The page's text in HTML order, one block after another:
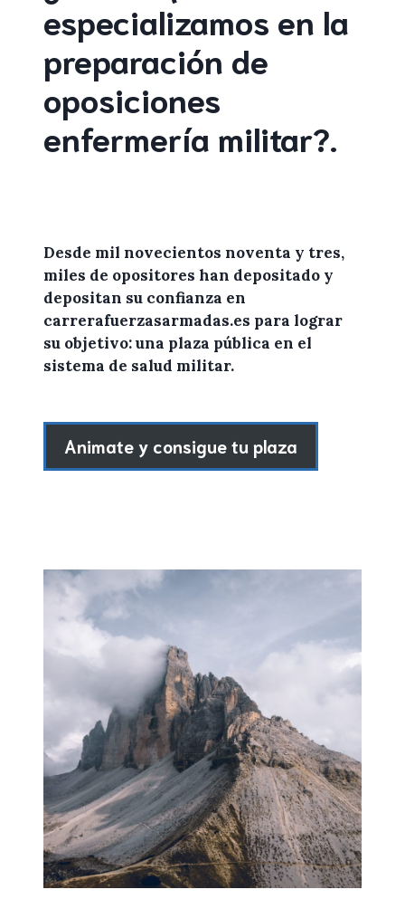
especializamos en la
preparación de
oposiciones
enfermería militar?.
Desde mil novecientos noventa y tres,
miles de opositores han depositado y
depositan su confianza en
carrerafuerzasarmadas.es para lograr
su objetivo: una plaza pública en el
sistema de salud militar.
Animate y consigue tu plaza